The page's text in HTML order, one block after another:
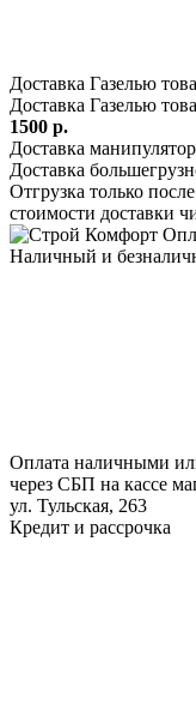
Доставка Газелью
Доставка Газелью
1500 р.
Доставка
Доставка
Отгрузка только
стоимости доставки
Наличный и
Оплата наличными
через СБП на кассе
ул. Тульская, 263
Кредит и рассрочка